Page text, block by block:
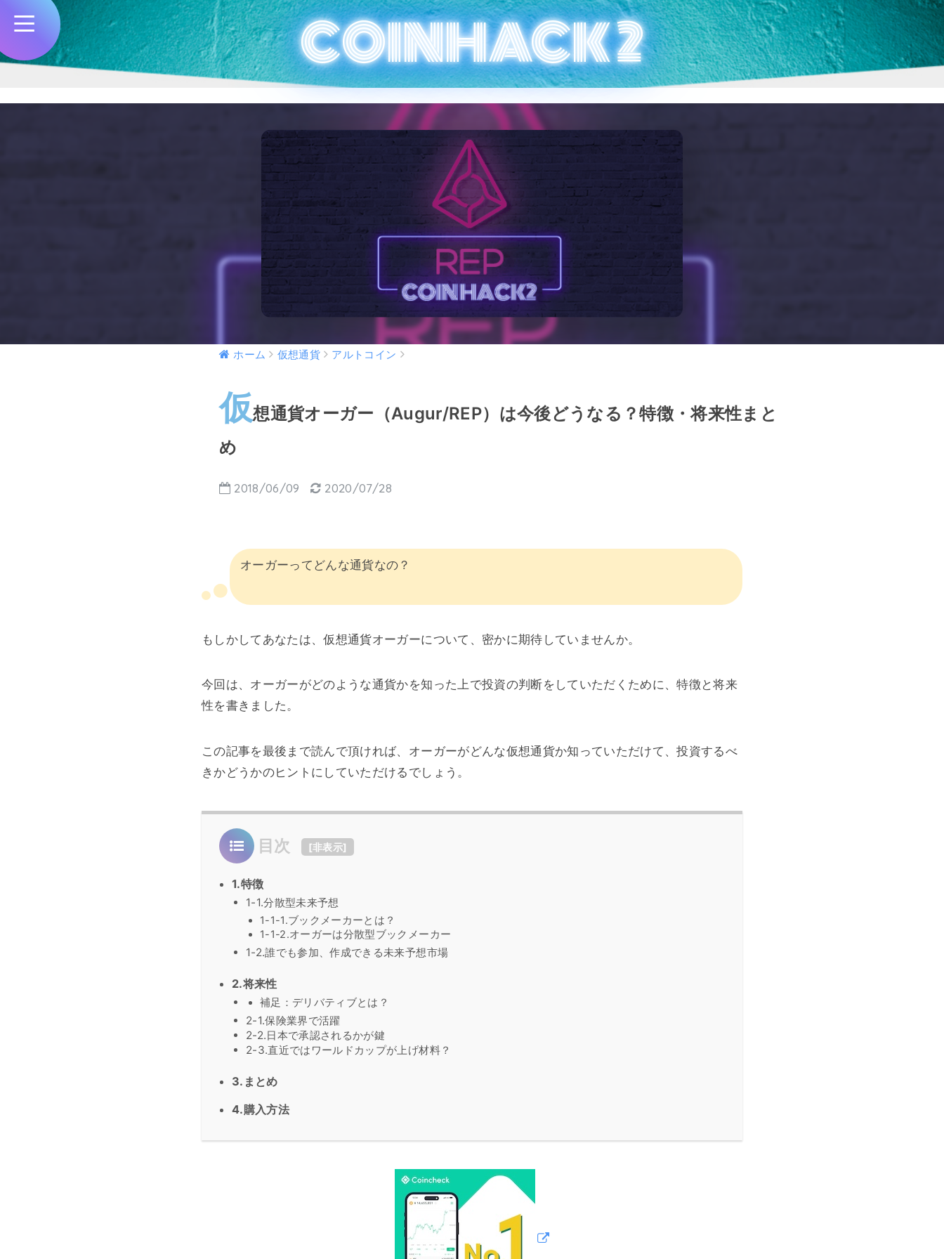
COINHACK 2
COINHACK 2
ホーム 仮想通貨 アルトコイン
仮想通貨オーガー（Augur/REP）は今後どうなる？特徴・将来性まと
め
2018/06/09 2020/07/28
オーガーってどんな通貨なの？
もしかしてあなたは、仮想通貨オーガーについて、密かに期待していませんか。
今回は、オーガーがどのような通貨かを知った上で投資の判断をしていただくために、特徴と将来
性を書きました。
この記事を最後まで読んで頂ければ、オーガーがどんな仮想通貨か知っていただけて、投資するべ
きかどうかのヒントにしていただけるでしょう。
目次 [非表示]
1.特徴
1-1.分散型未来予想
1-1-1.ブックメーカーとは？
1-1-2.オーガーは分散型ブックメーカー
1-2.誰でも参加、作成できる未来予想市場
2.将来性
補足：デリバティブとは？
2-1.保険業界で活躍
2-2.日本で承認されるかが鍵
2-3.直近ではワールドカップが上げ材料？
3.まとめ
4.購入方法